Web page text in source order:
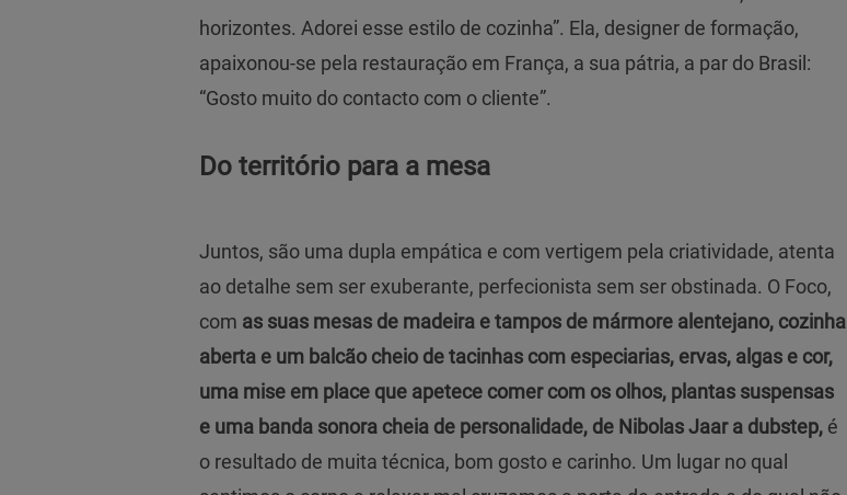
horizontes. Adorei esse estilo de cozinha”. Ela, designer de formação,
apaixonou-se pela restauração em França, a sua pátria, a par do Brasil:
“Gosto muito do contacto com o cliente”.
Do território para a mesa
Juntos, são uma dupla empática e com vertigem pela criatividade, atenta
ao detalhe sem ser exuberante, perfecionista sem ser obstinada. O Foco,
com as suas mesas de madeira e tampos de mármore alentejano, cozinha
aberta e um balcão cheio de tacinhas com especiarias, ervas, algas e cor,
uma mise em place que apetece comer com os olhos, plantas suspensas
e uma banda sonora cheia de personalidade, de Nibolas Jaar a dubstep, é
o resultado de muita técnica, bom gosto e carinho. Um lugar no qual